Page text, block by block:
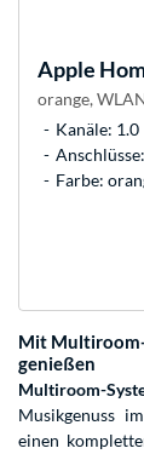
Apple
orange,
Kanäle: 1.0
Farbe:
Mit
genießen
Multiroom-
Musikgenuss
einen